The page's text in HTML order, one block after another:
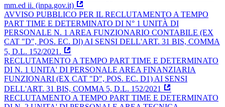
mm.ed ii. (inpa.gov.it)
AVVISO PUBBLICO PER IL RECLUTAMENTO A TEMPO
PART TIME E DETERMINATO DI N° 1 UNITÀ DI
PERSONALE N. 1 AREA FUNZIONARIO CONTABILE (EX
CAT "D", POS. EC. Dl) AI SENSI DELL'ART. 31 BIS, COMMA
5, D.L. 152/2021.
RECLUTAMENTO A TEMPO PART TIME E DETERMINATO
DI N. 1 UNITA' DI PERSONALE AREA FINANZIARIA
FUNZIONARI (EX CAT "D", POS. EC. D1) AI SENSI
DELL'ART. 31 BIS, COMMA 5, D.L. 152/2021
RECLUTAMENTO A TEMPO PART TIME E DETERMINATO